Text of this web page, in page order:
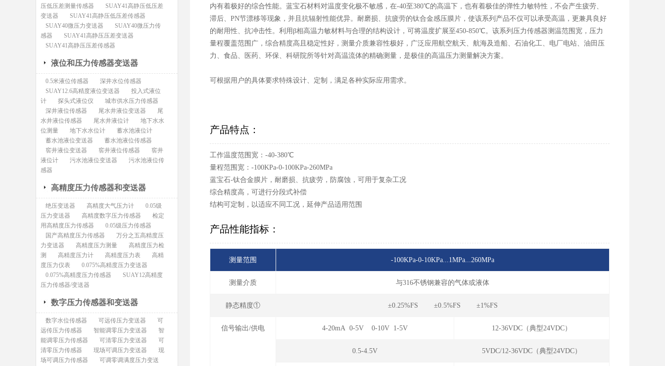
内有着极好的综合性能。蓝宝石材料对温度变化极不敏感，在-40至380℃的高温下，也有着极佳的弹性力敏特性，不会产生疲劳、
滞后、PN节漂移等现象，并且抗辐射性能优异。耐磨损、抗疲劳的钛合金感压膜片，使该系列产品不仅可以承受高温，更兼具良好
的耐用性、抗冲击性。利用β相高温力敏材料与合理的结构设计，可将温度扩展至450-850℃。该系列压力传感器测温范围宽，压力
量程覆盖范围广，综合精度高且稳定性好，测量介质兼容性极好，广泛应用航空航天、航海及造船、石油化工、电厂电站、油田压
力、食品、医药、环保、科研院所等针对高温流体的精确测量，是极佳的高温压力测量解决方案。
可根据用户的具体要求特殊设计、定制，满足各种实际应用需求。
产品特点：
工作温度范围宽：-40-380℃
量程范围宽：-100KPa-0-100KPa-260MPa
蓝宝石-钛合金膜片，耐磨损、抗疲劳，防腐蚀，可用于复杂工况
综合精度高，可进行分段式补偿
结构可定制，以适应不同工况，延伸产品适用范围
产品性能指标：
测量范围 -100KPa-0-10KPa...1MPa...260MPa
测量介质 与316不锈钢兼容的气体或液体
静态精度① ±0.25%FS ±0.5%FS ±1%FS
信号输出/供电 4-20mA 0-5V 0-10V 1-5V 12-36VDC（典型24VDC）
0.5-4.5V 5VDC/12-36VDC（典型24VDC）
压低压差测量传感器
SUAY41高静压低压差
变送器
SUAY41高静压低压差传感器
SUAY40微压力变送器
SUAY40微压力传
感器
SUAY41高静压压差变送器
SUAY41高静压压差传感器
液位和压力传感器变送器
0.5米液位传感器
深井水位传感器
SUAY12.6高精度液位变送器
投入式液位
计
探头式液位仪
城市供水压力传感器
深井液位传感器
尾水井液位变送器
尾
水井液位传感器
尾水井液位计
地下水水
位测量
地下水水位计
蓄水池液位计
蓄水池液位变送器
蓄水池液位传感器
窖井液位变送器
窖井液位传感器
窖井
液位计
污水池液位变送器
污水池液位传
感器
高精度压力传感器和变送器
绝压变送器 高精度大气压力计
0.05级
压力变送器
高精度数字压力传感器
检定
用高精度压力传感器
0.05级压力传感器
国产高精度压力传感器
万分之五高精度压
力变送器
高精度压力测量
高精度压力检
测
高精度压力计 高精度压力表
高精
度压力仪表
0.075%高精度压力变送器
0.075%高精度压力传感器
SUAY12高精度
压力传感器/变送器
数字压力传感器和变送器
数字水位传感器 可远传压力变送器
可
远传压力传感器
智能调零压力变送器
智
能调零压力传感器
可清零压力变送器
可
清零压力传感器
现场可调压力变送器
现
场可调压力传感器
可调零调满度压力变送